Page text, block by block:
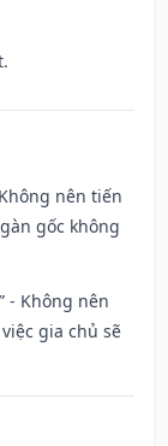
nên tiến
gốc không
- Không nên
gia chủ sẽ